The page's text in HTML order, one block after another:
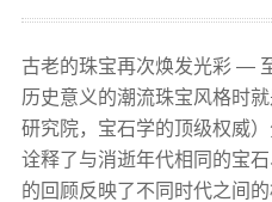
古老的珠宝再次焕发光彩 —
历史意义的潮流珠宝风格时
研究院，宝石学的顶级权威
诠释了与消逝年代相同的宝
的回顾反映了不同时代之间的